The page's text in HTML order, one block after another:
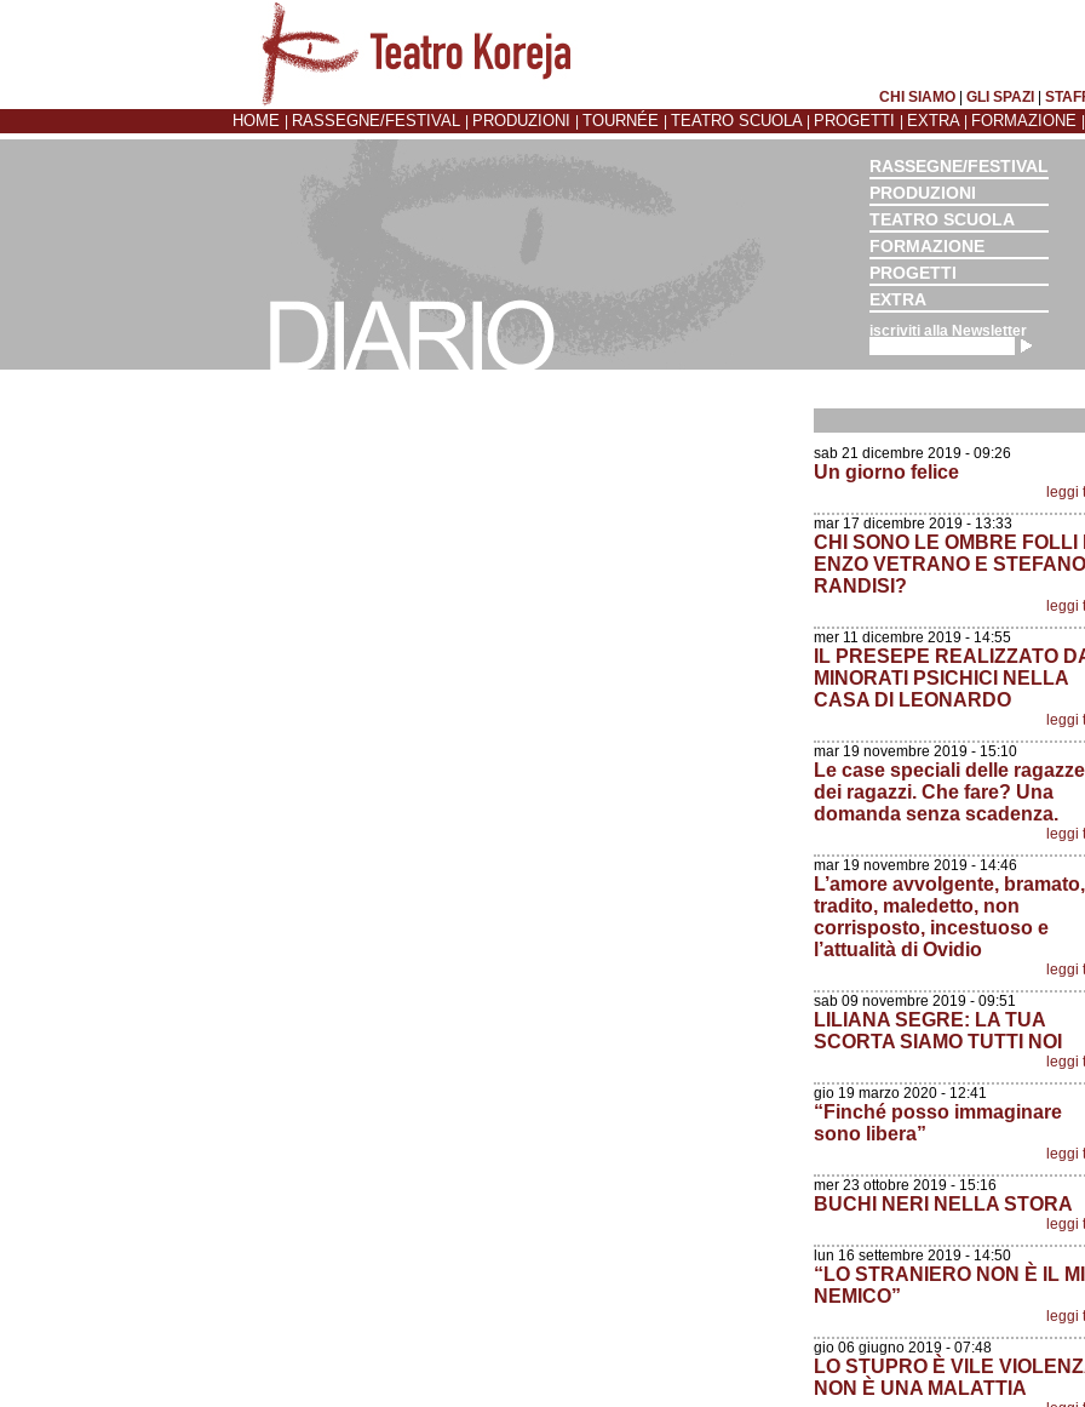
CHI SIAMO GLI SPAZI
HOME RASSEGNE/FESTIVAL PRODUZIONI TOURNÉE TEATRO SCUOLA PROGETTI EXTRA FORMAZIONE
RASSEGNE/FESTIVAL
PRODUZIONI
TEATRO SCUOLA
FORMAZIONE
PROGETTI
EXTRA
iscriviti alla Newsletter
sab 21 dicembre 2019 - 09:26
Un giorno felice
leggi
mar 17 dicembre 2019 - 13:33
CHI SONO LE OMBRE FOLLI
ENZO VETRANO E STEFANO
RANDISI?
leggi
mer 11 dicembre 2019 - 14:55
IL PRESEPE REALIZZATO
MINORATI PSICHICI NELLA
CASA DI LEONARDO
leggi
mar 19 novembre 2019 - 15:10
Le case speciali delle
dei ragazzi. Che fare? Una
domanda senza scadenza.
leggi
mar 19 novembre 2019 - 14:46
L’amore avvolgente, bramato,
tradito, maledetto, non
corrisposto, incestuoso e
l’attualità di Ovidio
leggi
sab 09 novembre 2019 - 09:51
LILIANA SEGRE: LA TUA
SCORTA SIAMO TUTTI NOI
leggi
gio 19 marzo 2020 - 12:41
“Finché posso immaginare
sono libera”
leggi
mer 23 ottobre 2019 - 15:16
BUCHI NERI NELLA STORA
leggi
lun 16 settembre 2019 - 14:50
“LO STRANIERO NON È IL
NEMICO”
leggi
gio 06 giugno 2019 - 07:48
LO STUPRO È VILE
NON È UNA MALATTIA